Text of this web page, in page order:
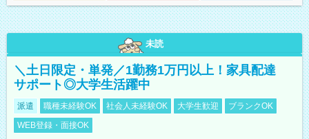
未読
＼土日限定・単発／1勤務1万円以上！家具配達
サポート◎大学生活躍中
派遣 職種未経験OK 社会人未経験OK 大学生歓迎
ブランクOK
WEB登録・面接OK